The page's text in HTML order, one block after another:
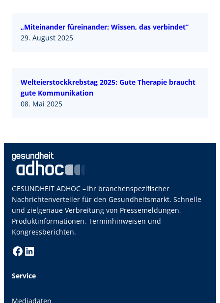
„Miteinander füreinander: Wissen, das verbindet”
29. August 2025
Welteierstockkrebstag 2025: Gute Therapie braucht
gute Kommunikation
08. Mai 2025
GESUNDHEIT ADHOC – Ihr branchenspezifischer
Nachrichtenverteiler für den Gesundheitsmarkt. Schnelle
und zielgenaue Verbreitung von Pressemeldungen,
Produktinformationen, Terminhinweisen und
Kongressberichten.
Facebook LinkedIn
Service
Mediadaten